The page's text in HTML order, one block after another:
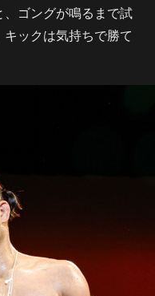
ゴングが鳴るまで試
ックは気持ちで勝て